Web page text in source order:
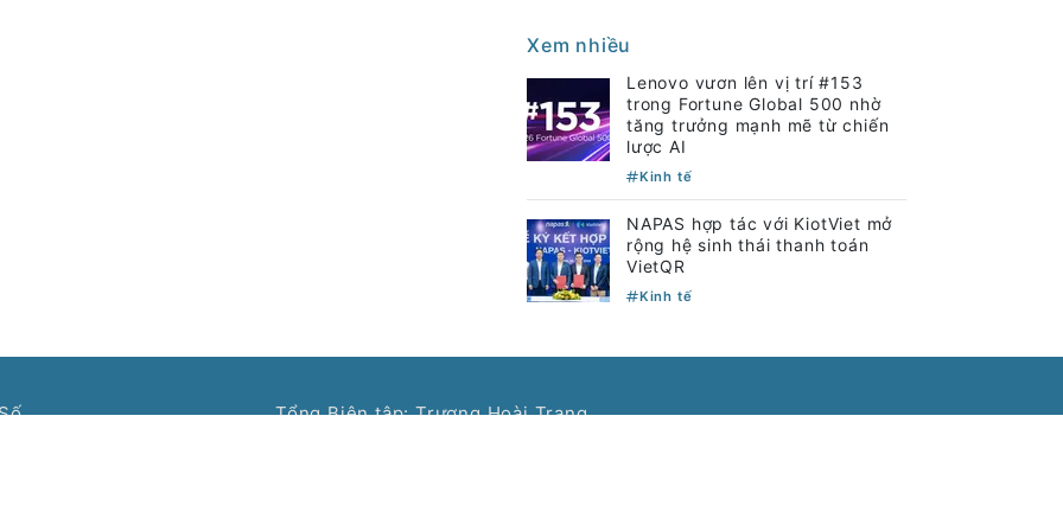
Xem nhiều
Lenovo vươn lên vị trí #153
trong Fortune Global 500 nhờ
tăng trưởng mạnh mẽ từ chiến
lược AI
Kinh tế
NAPAS hợp tác với KiotViet mở
rộng hệ sinh thái thanh toán
VietQR
Kinh tế
Tổng Biên tập: Trương Hoài Trang